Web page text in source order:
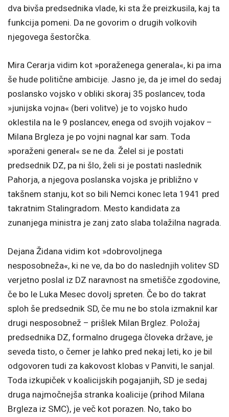
dva bivša predsednika vlade, ki sta že preizkusila, kaj ta
funkcija pomeni. Da ne govorim o drugih volkovih
njegovega šestorčka.
Mira Cerarja vidim kot »poraženega generala«, ki pa ima
še hude politične ambicije. Jasno je, da je imel do sedaj
poslansko vojsko v obliki skoraj 35 poslancev, toda
»junijska vojna« (beri volitve) je to vojsko hudo
oklestila na le 9 poslancev, enega od svojih vojakov –
Milana Brgleza je po vojni nagnal kar sam. Toda
»poraženi general« se ne da. Želel si je postati
predsednik DZ, pa ni šlo, želi si je postati naslednik
Pahorja, a njegova poslanska vojska je približno v
takšnem stanju, kot so bili Nemci konec leta 1941 pred
takratnim Stalingradom. Mesto kandidata za
zunanjega ministra je zanj zato slaba tolažilna nagrada.
Dejana Židana vidim kot »dobrovoljnega
nesposobneža«, ki ne ve, da bo do naslednjih volitev SD
verjetno poslal iz DZ naravnost na smetišče zgodovine,
če bo le Luka Mesec dovolj spreten. Če bo do takrat
sploh še predsednik SD, če mu ne bo stola izmaknil kar
drugi nesposobnež – prišlek Milan Brglez. Položaj
predsednika DZ, formalno drugega človeka države, je
seveda tisto, o čemer je lahko pred nekaj leti, ko je bil
odgovoren tudi za kakovost klobas v Panviti, le sanjal.
Toda izkupiček v koalicijskih pogajanjih, SD je sedaj
druga najmočnejša stranka koalicije (prihod Milana
Brgleza iz SMC), je več kot porazen. No, tako bo